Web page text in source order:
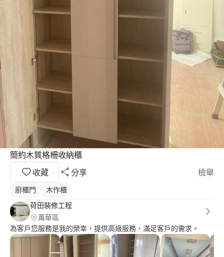
簡約木質格柵收納櫃
收藏
分享 檢舉
廚櫃門
木作櫃
荷田裝修工程
萬華區
為客戶您服務是我的榮幸，提供高級服務，滿足客戶的需求。